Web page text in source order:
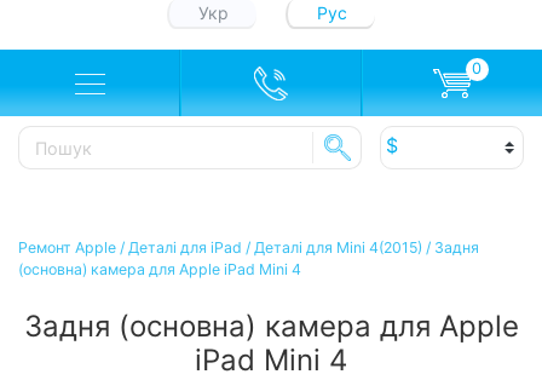
Укр Рус
0
Ремонт Apple / Деталі для iPad / Деталі для Mini 4(2015) / Задня
(основна) камера для Apple iPad Mini 4
Задня (основна) камера для Apple
iPad Mini 4